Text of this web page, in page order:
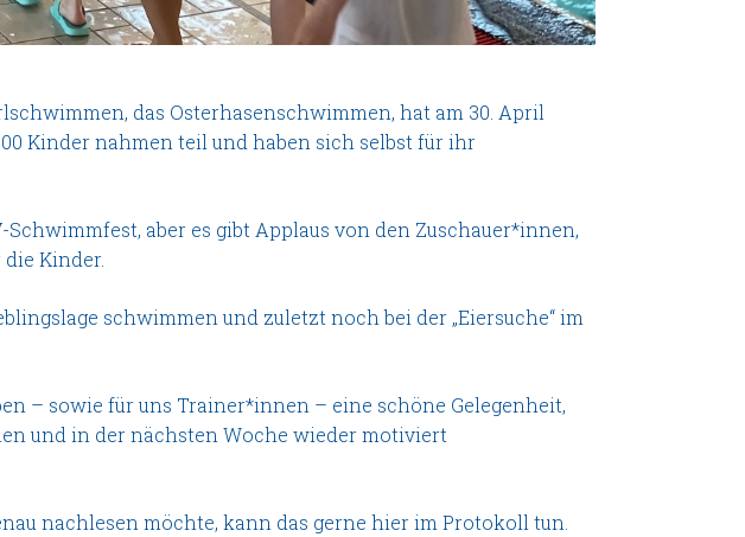
das Osterhasenschwimmen, hat am 30. April
Kinder nahmen teil und haben sich selbst für ihr
aber es gibt Applaus von den Zuschauer*innen,
Kinder.
schwimmen und zuletzt noch bei der „Eiersuche“ im
– sowie für uns Trainer*innen – eine schöne Gelegenheit,
und in der nächsten Woche wieder motiviert
nachlesen möchte, kann das gerne hier im Protokoll tun.